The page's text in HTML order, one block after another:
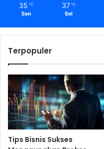
35 ℃
Sen
37 ℃
Sel
Terpopuler
Tips Bisnis Sukses